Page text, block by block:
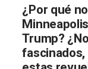
¿Por qué
Trump?